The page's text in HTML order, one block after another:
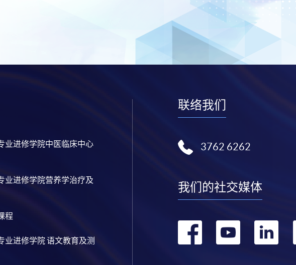
业进修学院中医临床中心
业进修学院营养学治疗及
程
业进修学院 语文教育及测
联络我们
3762 6262
我们的社交媒体
转 转